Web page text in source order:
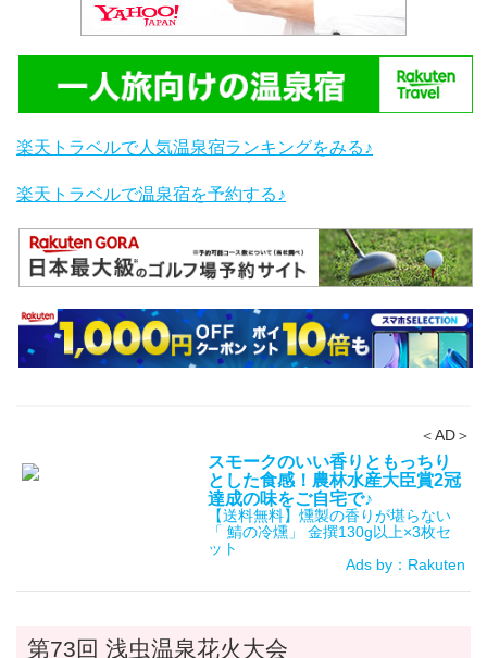
楽天トラベルで人気温泉宿ランキングをみる♪
楽天トラベルで温泉宿を予約する♪
＜AD＞
スモークのいい香りともっちり
とした食感！農林水産大臣賞2冠
達成の味をご自宅で♪
【送料無料】燻製の香りが堪らない
「 鯖の冷燻」 金撰130g以上×3枚セ
ット
Ads by：Rakuten
第73回 浅虫温泉花火大会